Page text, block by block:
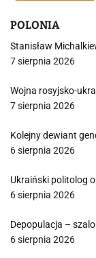
POLONIA
Stanisław
7 sierpnia 2026
Wojna rosyjsko-
7 sierpnia 2026
Kolejny dewiant
6 sierpnia 2026
Ukraiński politolog
6 sierpnia 2026
Depopulacja –
6 sierpnia 2026